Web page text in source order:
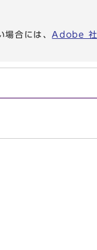
場合には、Adobe 社